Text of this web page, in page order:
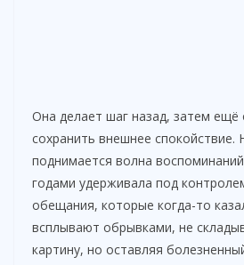
Она делает шаг назад, затем ещё
сохранить внешнее спокойствие.
поднимается волна
годами удерживала под
обещания, которые когда-то
всплывают обрывками, не
картину, но оставляя